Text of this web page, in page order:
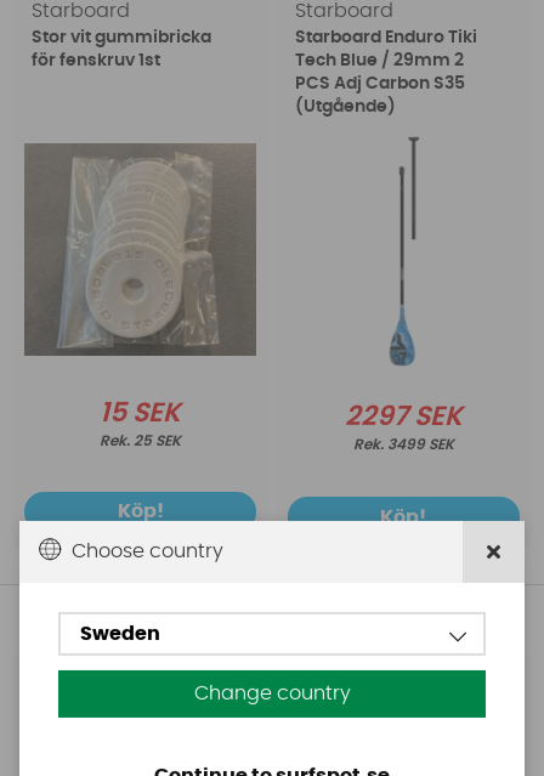
Starboard
Stor vit gummibricka
för fenskruv 1st
15 SEK
25 SEK
Köp!
Starboard
Starboard Enduro Tiki
Tech Blue / 29mm 2
PCS Adj Carbon S35
(Utgående)
2297 SEK
3499 SEK
Köp!
Andra köpte även
Base Rechargeable
Aquasure
Aquasure FD
Choose country
Sweden
Change country